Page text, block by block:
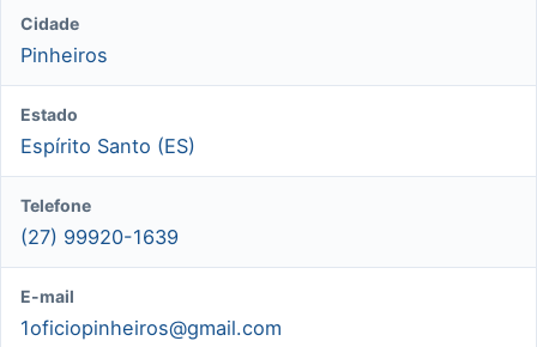
Cidade
Pinheiros
Estado
Espírito Santo (ES)
Telefone
(27) 99920-1639
E-mail
1oficiopinheiros@gmail.com